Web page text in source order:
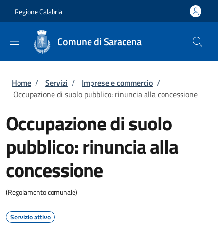
Regione Calabria
Comune di Saracena
Briciole di pane
Home / Servizi / Imprese e commercio /
Occupazione di suolo pubblico: rinuncia alla concessione
Occupazione di suolo
pubblico: rinuncia alla
concessione
(Regolamento comunale)
Servizio attivo